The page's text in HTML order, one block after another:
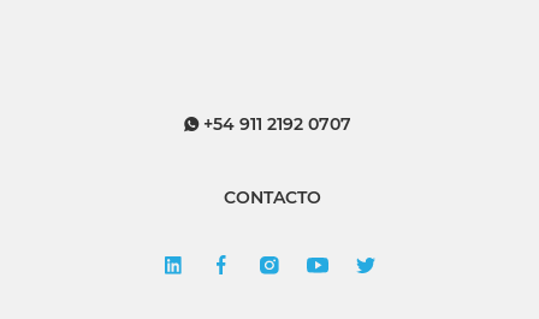
+54 911 2192 0707
CONTACTO